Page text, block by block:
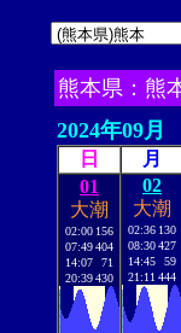
熊本県：熊
2024年09月
日 月
01
大潮
02:00 156
07:49404
14:07
71
20:39430
02
大潮
02:36 130
08:30427
14:45
59
21:11 444